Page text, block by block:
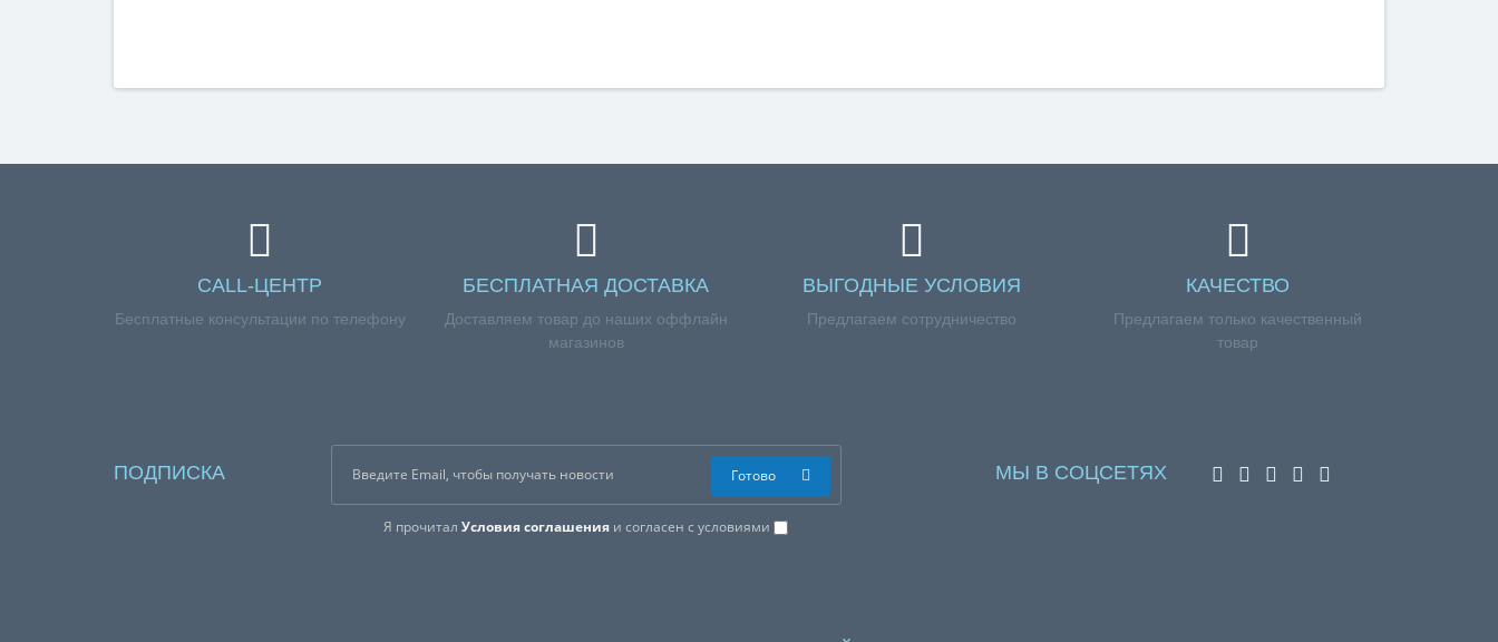
CALL-ЦЕНТР
Бесплатные консультации по телефону
БЕСПЛАТНАЯ ДОСТАВКА
Доставляем товар до наших оффлайн
магазинов
ВЫГОДНЫЕ УСЛОВИЯ
Предлагаем сотрудничество
КАЧЕСТВО
Предлагаем только качественный
товар
ПОДПИСКА
Я прочиталУсловия соглашения и согласен с условиями
Готово МЫ В СОЦСЕТЯХ